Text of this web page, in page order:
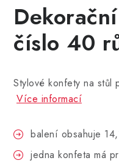
číslo 40
Stylové konfety na stůl
Více informací
balení obsahuje
jedna konfeta má